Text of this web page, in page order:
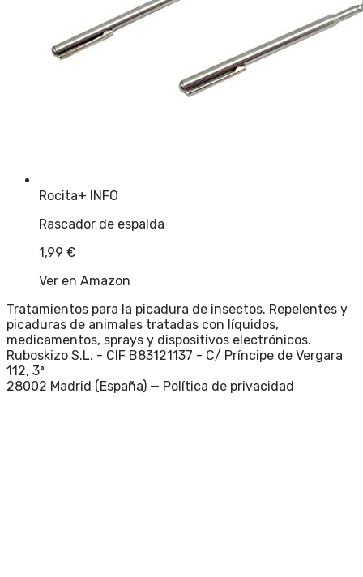
Rocita+ INFO
Rascador de espalda
1,99 €
Ver en Amazon
Tratamientos para la picadura de insectos. Repelentes y
picaduras de animales tratadas con líquidos,
medicamentos, sprays y dispositivos electrónicos.
Ruboskizo S.L. - CIF B83121137 - C/ Príncipe de Vergara
112, 3ª
28002 Madrid (España) — Política de privacidad